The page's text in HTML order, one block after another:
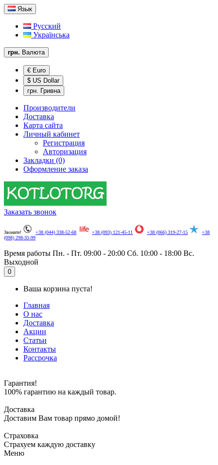
Язык
Русский
Українська
грн. Валюта
€ Euro
$ US Dollar
грн. Гривна
Производители
Доставка
Карта сайта
Личный кабинет
Регистрация
Авторизация
Закладки (0)
Оформление заказа
Заказать звонок
Звоните! +38 (044) 338-52-68 +38 (093) 121-45-11 +38 (066) 319-27-15
+38
(098) 298-35-99
Время работы Пн. - Пт. 09:00 - 20:00 Сб. 10:00 - 18:00 Вс.
Выходной
0
Ваша корзина пуста!
Главная
О нас
Доставка
Акции
Статьи
Контакты
Рассрочка
Гарантия!
100% гарантию на каждый товар.
Доставка
Доставим Вам товар прямо домой!
Страховка
Страхуем каждую доставку
Меню